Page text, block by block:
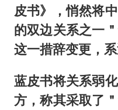
皮书》，悄然将
的双边关系之一
这一措辞变更，
蓝皮书将关系弱
方，称其采取了